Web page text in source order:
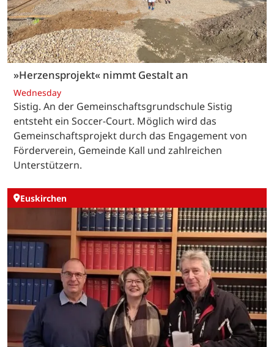
»Herzensprojekt« nimmt Gestalt an
Wednesday
Sistig. An der Gemeinschaftsgrundschule Sistig
entsteht ein Soccer-Court. Möglich wird das
Gemeinschaftsprojekt durch das Engagement von
Förderverein, Gemeinde Kall und zahlreichen
Unterstützern.
Euskirchen